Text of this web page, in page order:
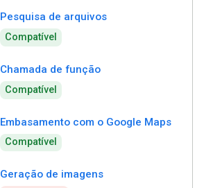
Pesquisa de arquivos
Compatível
Chamada de função
Compatível
Embasamento com o Google Maps
Compatível
Geração de imagens